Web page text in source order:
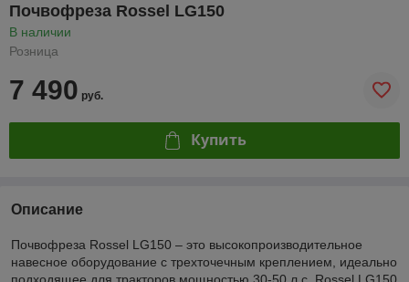
Почвофреза Rossel LG150
В наличии
Розница
7 490 руб.
Купить
Описание
Почвофреза Rossel LG150 – это высокопроизводительное
навесное оборудование с трехточечным креплением, идеально
подходящее для тракторов мощностью 30-50 л.с. Rossel LG150